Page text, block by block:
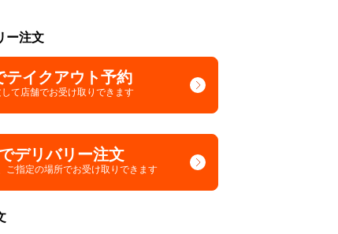
ー注文
テイクアウト予約
て店舗でお受け取りできます
デリバリー注文
ご指定の場所でお受け取りできます